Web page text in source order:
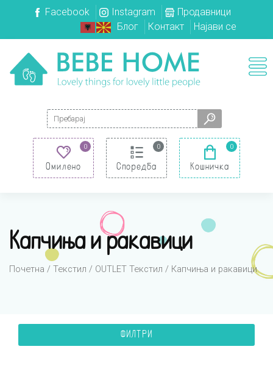
Facebook Instagram
Продавници
Блог
Контакт Најави се
Search for:
0
Омилено
0
Споредба
0
Кошничка
Капчиња и ракавици
Почетна / Текстил / OUTLET Текстил / Капчиња и ракавици
ФИЛТРИ